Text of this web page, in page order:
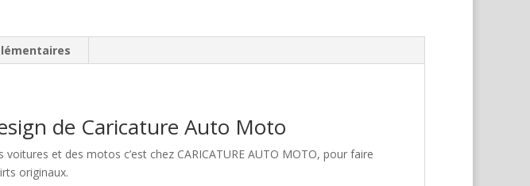
de Caricature Auto Moto
et des motos c’est chez CARICATURE AUTO MOTO, pour faire
originaux.